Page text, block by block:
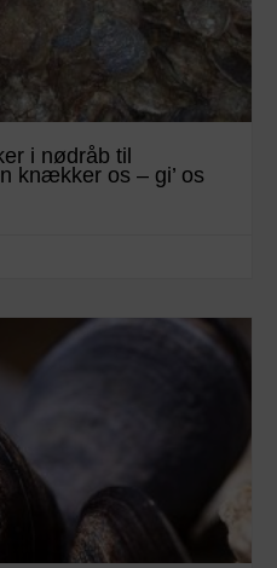
i nødråb til
knækker os – gi’ os